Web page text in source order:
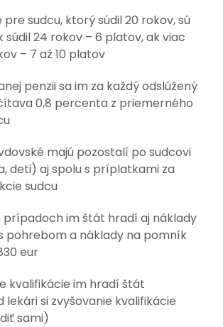
sudcu, ktorý súdil 20 rokov, sú
súdil 24 rokov – 6 platov, ak viac
– 7 až 10 platov
penzii sa im za každý odslúžený
0,8 percenta z priemerného
majú pozostalí po sudcovi
deti) aj spolu s príplatkami za
sudcu
im štát hradí aj náklady
pohrebom a náklady na pomník
eur
kvalifikácie im hradí štát
lekári si zvyšovanie kvalifikácie
sami)